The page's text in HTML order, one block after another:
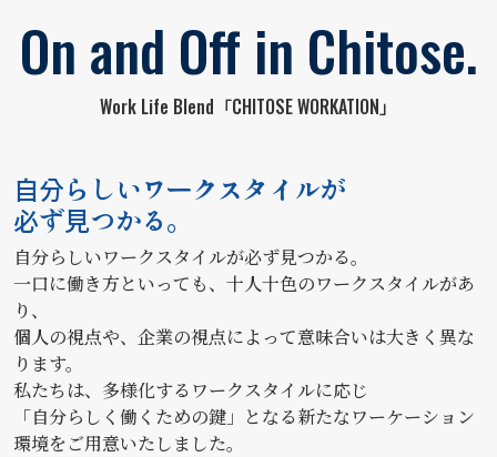
On and Off in Chitose.
Work Life Blend「CHITOSE WORKATION」
自分らしいワークスタイルが
必ず見つかる。
自分らしいワークスタイルが必ず見つかる。
一口に働き方といっても、十人十色のワークスタイルがあ
り、
個人の視点や、企業の視点によって意味合いは大きく異な
ります。
私たちは、多様化するワークスタイルに応じ
「自分らしく働くための鍵」となる新たなワーケーション
環境をご用意いたしました。